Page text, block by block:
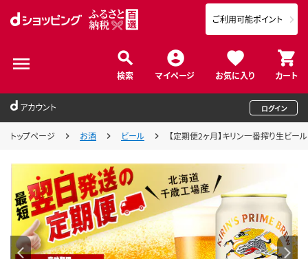
検索 マイページ お気に入り カート
ご利用可能ポイント
アカウント ログイン
トップページ お酒 ビール 【定期便2ヶ月】キリン一番搾り生ビ